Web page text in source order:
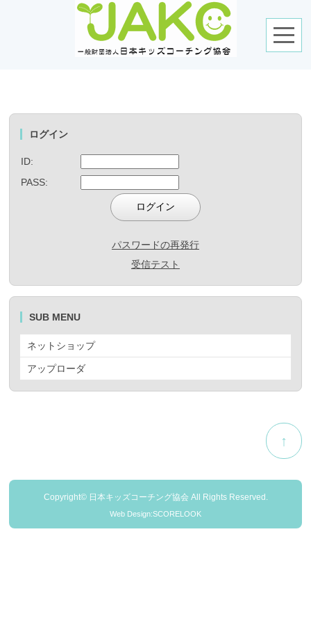
ログイン
ID:
PASS:
パスワードの再発行
受信テスト
SUB MENU
ネットショップ
アップローダ
↑
Copyright© 日本キッズコーチング協会 All Rights Reserved.
Web Design:SCORELOOK